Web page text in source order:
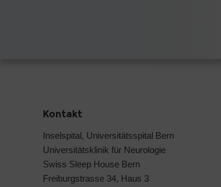
Kontakt
Inselspital, Universitätsspital Bern
Universitätsklinik für Neurologie
Swiss Sleep House Bern
Freiburgstrasse 34, Haus 3